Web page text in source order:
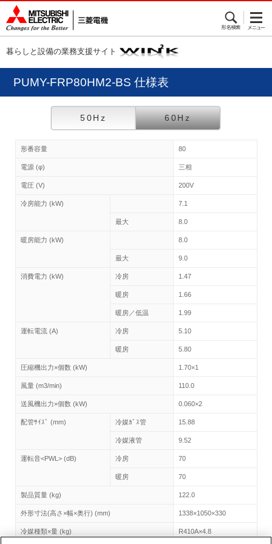
暮らしと設備の業務支援サイト
PUMY-FRP80HM2-BS 仕様表
50Hz 60Hz
形番容量 80
電源 (φ) 三相
電圧 (V) 200V
冷房能力 (kW) 7.1
最大 8.0
暖房能力 (kW) 8.0
最大 9.0
消費電力 (kW) 冷房 1.47
暖房 1.66
暖房／低温 1.99
運転電流 (A) 冷房 5.10
暖房 5.80
圧縮機出力×個数 (kW) 1.70×1
風量 (m3/min) 110.0
送風機出力×個数 (kW) 0.060×2
配管ｻｲｽﾞ (mm) 冷媒ｶﾞｽ管 15.88
冷媒液管 9.52
運転音<PWL> (dB) 冷房 70
暖房 70
製品質量 (kg) 122.0
外形寸法(高さ×幅×奥行) (mm) 1338×1050×330
冷媒種類×量 (kg) R410A×4.8